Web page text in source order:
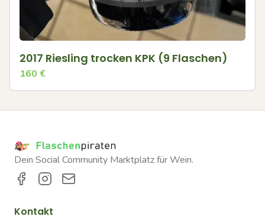
2017 Riesling trocken KPK (9 Flaschen)
160 €
Dein Social Community Marktplatz für Wein.
Kontakt